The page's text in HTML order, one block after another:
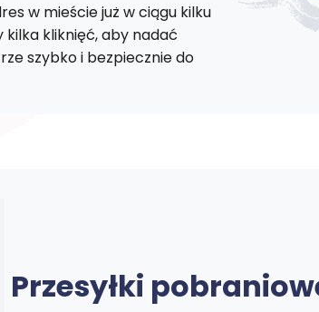
w mieście już w ciągu kilku
kliknięć, aby nadać
szybko i bezpiecznie do
Przesyłki